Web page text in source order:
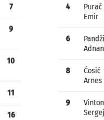
7
9
10
11
16
4
Purač
Emir
6
Adnan
8
Ćosić
Arnes
9
Sergej